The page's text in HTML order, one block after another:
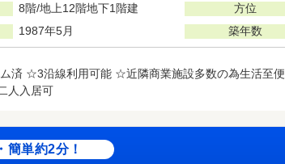
8階/地上12階地下1階建 方位
1987年5月 築年数
済 ☆3沿線利用可能 ☆近隣商業施設多数の為生活至便
人入居可
簡単約2分！